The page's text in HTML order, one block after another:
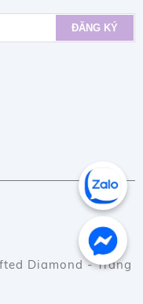
Diamond - Trang